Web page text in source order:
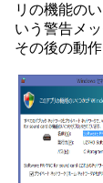
リの機能の
いう警告メ
その後の動